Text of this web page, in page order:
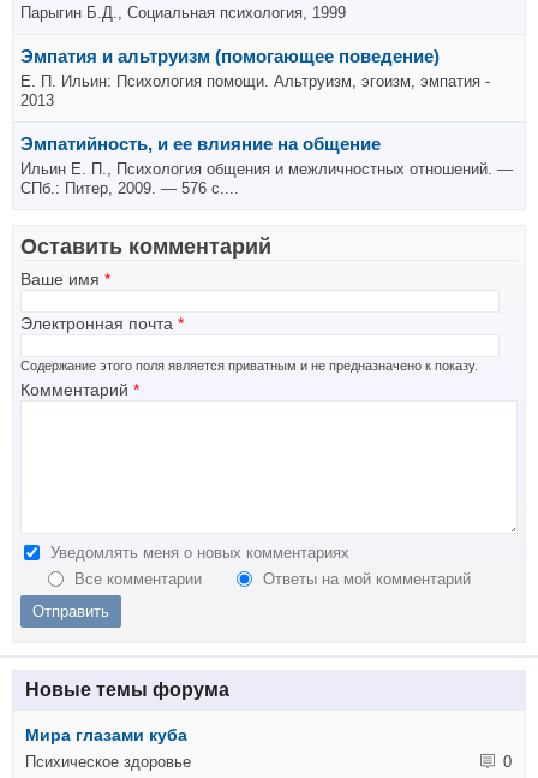
Парыгин Б.Д., Социальная психология, 1999
Эмпатия и альтруизм (помогающее поведение)
Е. П. Ильин: Психология помощи. Альтруизм, эгоизм, эмпатия -
2013
Эмпатийность, и ее влияние на общение
Ильин Е. П., Психология общения и межличностных отношений. —
СПб.: Питер, 2009. — 576 с....
Оставить комментарий
Ваше имя *
Электронная почта *
Содержание этого поля является приватным и не предназначено к показу.
Комментарий *
Уведомлять меня о новых комментариях
Все комментарии
Ответы на мой комментарий
Новые темы форума
Мира глазами куба
Психическое здоровье 0